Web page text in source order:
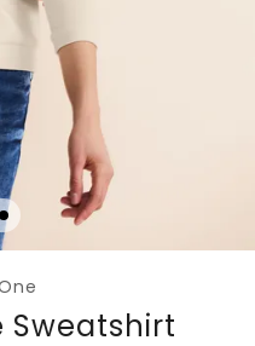
Sweatshirt